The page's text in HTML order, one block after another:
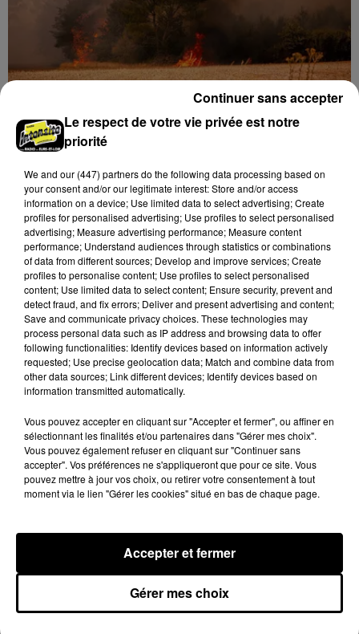
Loir-et-Cher : un pyromane interpellé grâce
au sang-froid des...
Samedi 25 juillet, plus d'une dizaine de feux de
champs et de sous-bois ont été déclenchés dans le
secteur de Fontaine-les-Côteaux, Montoire et Lunay.
Grâce...
A LA UNE Voir plus
Loir-et-Cher : un pyromane interpellé grâce
au sang-froid des...
secteur de Fontaine-les-Côteaux, Montoire et Lunay.
Grâce...
LE GRAND FORMAT
Le respect de votre vie privée est notre
priorité
We and our (447) partnersdo the following data processing based on
your consent and/or our legitimate interest: Store and/or access
information on a device; Use limited data to select advertising; Create
profiles for personalised advertising; Use profiles to select personalised
advertising; Measure advertising performance; Measure content
performance; Understand audiences through statistics or combinations
of data from different sources; Develop and improve services; Create
profiles to personalise content; Use profiles to select personalised
content; Use limited data to select content; Ensure security, prevent and
detect fraud, and fix errors; Deliver and present advertising and content;
Save and communicate privacy choices. These technologies may
process personal data such as IP address and browsing data to offer
following functionalities: Identify devices based on information actively
requested; Use precise geolocation data; Match and combine data from
other data sources; Link different devices; Identify devices based on
information transmitted automatically.
Vous pouvez accepter en cliquant sur "Accepter et fermer", ou affiner en
sélectionnant les finalités et/ou partenaires dans "Gérer mes choix".
Vous pouvez également refuser en cliquant sur "Continuer sans
accepter". Vos préférences ne s'appliqueront que pour ce site. Vous
pouvez mettre à jour vos choix, ou retirer votre consentement à tout
moment via le lien "Gérer les cookies" situé en bas de chaque page.
Gérer mes choix
Accepter et fermer
Continuer sans accepter